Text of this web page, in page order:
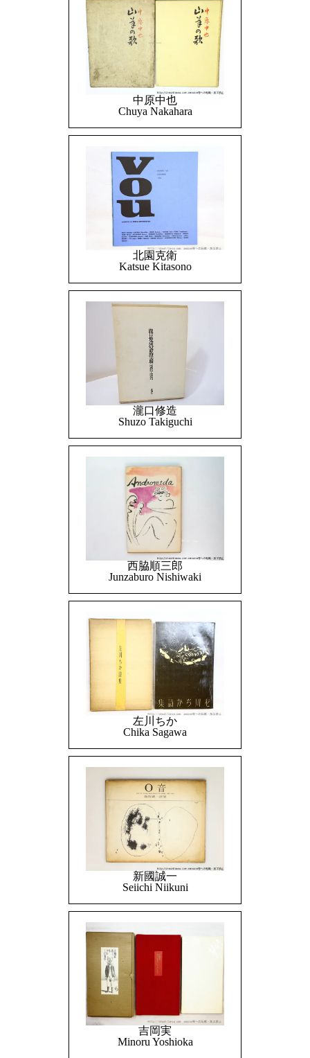
中原中也
Chuya Nakahara
北園克衛
Katsue Kitasono
瀧口修造
Shuzo Takiguchi
西脇順三郎
Junzaburo Nishiwaki
左川ちか
Chika Sagawa
新國誠一
Seiichi Niikuni
吉岡実
Minoru Yoshioka